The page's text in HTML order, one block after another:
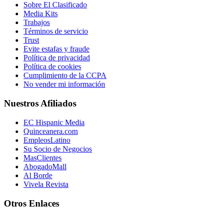
Sobre El Clasificado
Media Kits
Trabajos
Términos de servicio
Trust
Evite estafas y fraude
Política de privacidad
Política de cookies
Cumplimiento de la CCPA
No vender mi información
Nuestros Afiliados
EC Hispanic Media
Quinceanera.com
EmpleosLatino
Su Socio de Negocios
MasClientes
AbogadoMall
Al Borde
Vivela Revista
Otros Enlaces